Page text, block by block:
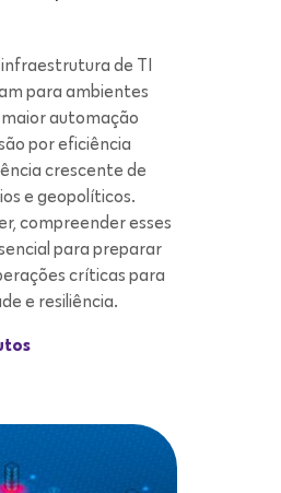
de TI
para ambientes
automação
por eficiência
crescente de
e geopolíticos.
compreender esses
para preparar
críticas para
e resiliência.